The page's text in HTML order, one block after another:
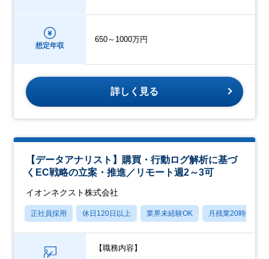
想定年収
650～1000万円
詳しく見る
【データアナリスト】購買・行動ログ解析に基づ
くEC戦略の立案・推進／リモート週2～3可
イオンネクスト株式会社
正社員採用 休日120日以上 業界未経験OK 月残業20時間以内
【職務内容】